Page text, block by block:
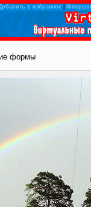
в избранное|
формы